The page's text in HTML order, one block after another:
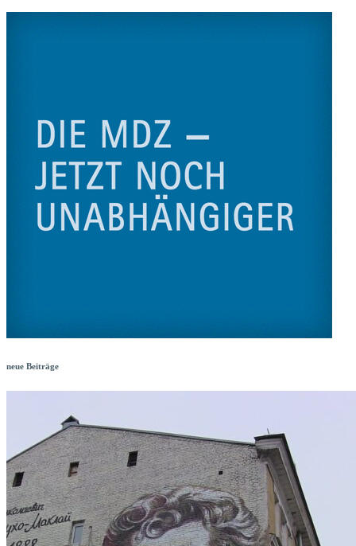
neue Beiträge